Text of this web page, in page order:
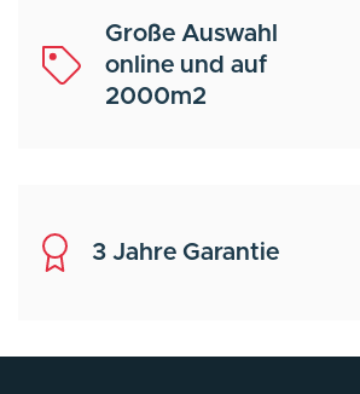
Große Auswahl
online und auf
2000m2
3 Jahre Garantie